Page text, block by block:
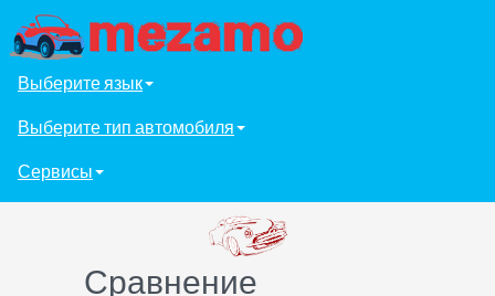
Выберите язык
Выберите тип автомобиля
Сервисы
Сравнение